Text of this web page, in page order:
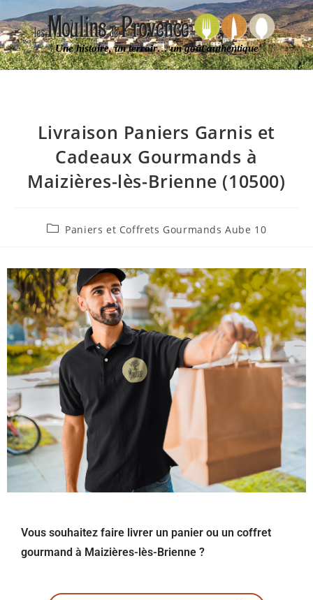
Une histoire, un terroir… un goût authentique
Livraison Paniers Garnis et
Cadeaux Gourmands à
Maizières-lès-Brienne (10500)
Paniers et Coffrets Gourmands Aube 10
Vous souhaitez faire livrer un panier ou un coffret
gourmand à Maizières-lès-Brienne ?